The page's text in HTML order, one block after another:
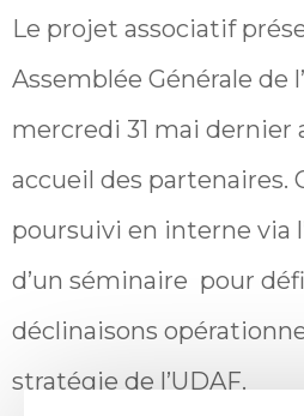
Le projet associatif
Assemblée Générale de
mercredi 31 mai dernier
accueil des partenaires.
poursuivi en interne via
d’un séminaire pour
déclinaisons
stratégie de l’UDAF.